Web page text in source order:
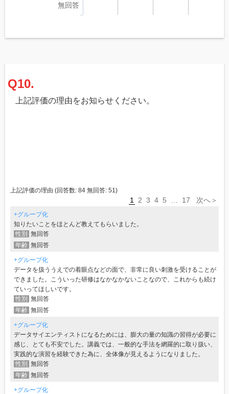
無回答
Q10.
上記評価の理由をお知らせください。
上記評価の理由 (回答数: 84 無回答: 51)
1 2 3 4 5 17 次へ＞
+グループ化
知りたいことをほとんど教えてもらいました。
性別
無回答
年齢 無回答
+グループ化
データを扱ううえでの着眼点などの面で、非常に良い刺激を受けることが
できました。こういった研修はなかなかないことなので、これからも続け
ていってほしいです。
性別
無回答
年齢 無回答
+グループ化
データサイエンティストになるためには、膨大の量の知識の習得が必要に
感じ、とても不安でした。講義では、一般的な手法を網羅的に取り扱い、
実践的な演習を経験できた為に、全体像が見えるようになりました。
性別
無回答
年齢 無回答
+グループ化